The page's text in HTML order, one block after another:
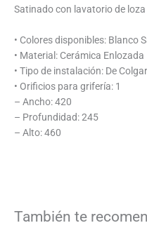
Satinado con lavatorio de
• Colores disponibles: Blanco
• Material: Cerámica Enlozada
• Tipo de instalación: De Colgar
• Orificios para grifería: 1
– Ancho: 420
– Profundidad: 245
– Alto: 460
También te